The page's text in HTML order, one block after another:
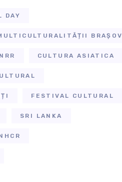
DAY
BRAȘOV
CULTURA ASIATICA
FESTIVAL CULTURAL
SRI LANKA